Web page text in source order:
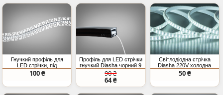
Гнучкий профіль для
LED стрічки, під
штукатурку (ціна за 3
метри)
100 ₴
Профіль для LED стрічки
гнучкий Diasha чорний 9
мм (ціна за 1 метр)
90 ₴
64 ₴
Світлодіодна стрічка
Diasha 220V холодна
IP65 180 LED м
50 ₴